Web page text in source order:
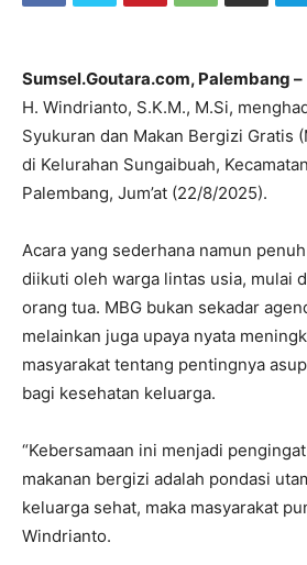
Sumsel.Goutara.com, Palembang –
H. Windrianto, S.K.M., M.Si,
Syukuran dan Makan Bergizi Gratis
di Kelurahan Sungaibuah,
Palembang, Jum’at (22/8/2025).
Acara yang sederhana namun
diikuti oleh warga lintas usia, mulai
orang tua. MBG bukan sekadar
melainkan juga upaya nyata
masyarakat tentang pentingnya
bagi kesehatan keluarga.
“Kebersamaan ini menjadi
makanan bergizi adalah pondasi
keluarga sehat, maka masyarakat
Windrianto.